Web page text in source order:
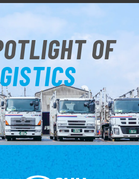
OF